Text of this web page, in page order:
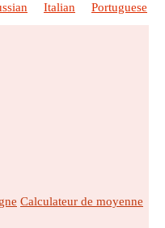
du réacteur pour
Italian Portuguese
Calculateur de moyenne